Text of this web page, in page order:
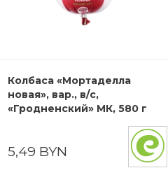
Колбаса «Мортаделла
новая», вар., в/с,
«Гродненский» МК, 580 г
5,49 BYN